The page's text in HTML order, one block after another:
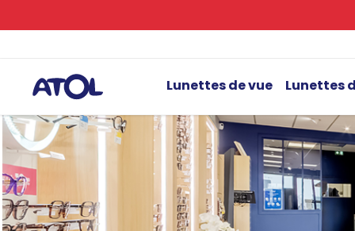
Lunettes de vue Lunettes